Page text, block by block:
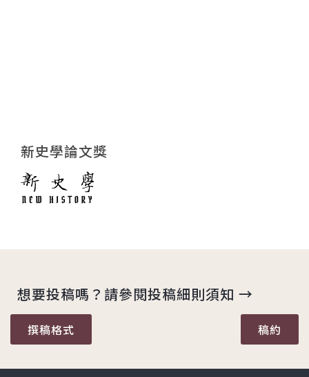
新史學論文獎
想要投稿嗎？請參閱投稿細則須知 →
撰稿格式 稿約